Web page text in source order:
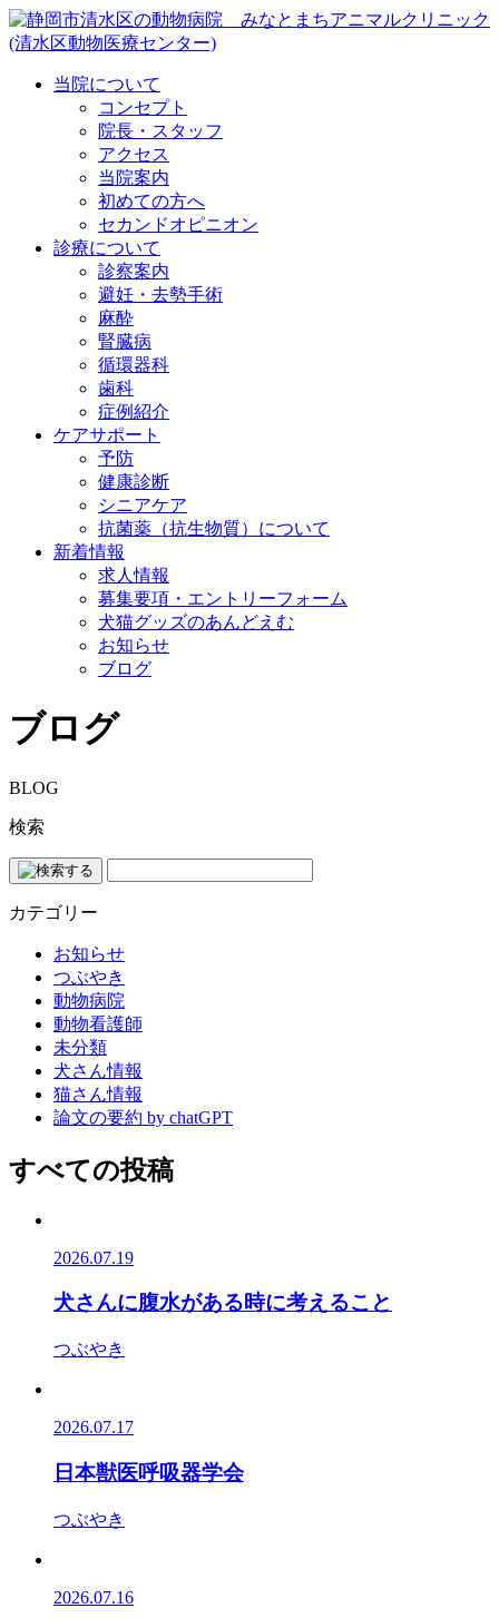
当院について
コンセプト
院長・スタッフ
アクセス
当院案内
初めての方へ
セカンドオピニオン
診療について
診察案内
避妊・去勢手術
麻酔
腎臓病
循環器科
歯科
症例紹介
ケアサポート
予防
健康診断
シニアケア
抗菌薬（抗生物質）について
新着情報
求人情報
募集要項・エントリーフォーム
犬猫グッズのあんどえむ
お知らせ
ブログ
ブログ
BLOG
検索
カテゴリー
お知らせ
つぶやき
動物病院
動物看護師
未分類
犬さん情報
猫さん情報
論文の要約 by chatGPT
すべての投稿
2026.07.19
犬さんに腹水がある時に考えること
つぶやき
2026.07.17
日本獣医呼吸器学会
つぶやき
2026.07.16